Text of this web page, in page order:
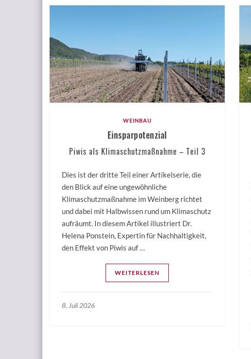
WEINBAU
Einsparpotenzial
Piwis als Klimaschutzmaßnahme – Teil 3
Dies ist der dritte Teil einer Artikelserie, die
den Blick auf eine ungewöhnliche
Klimaschutzmaßnahme im Weinberg richtet
und dabei mit Halbwissen rund um Klimaschutz
aufräumt. In diesem Artikel illustriert Dr.
Helena Ponstein, Expertin für Nachhaltigkeit,
den Effekt von Piwis auf …
WEITERLESEN
8. Juli 2026